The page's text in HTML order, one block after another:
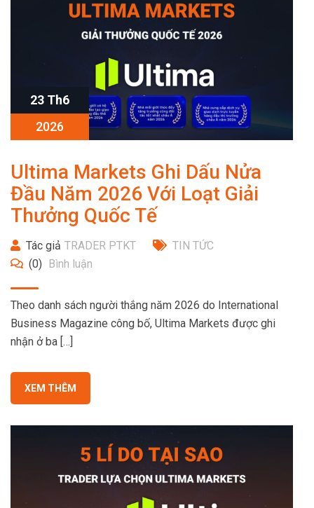
23 Th6
2026
Ultima Markets Ghi Dấu Nửa
Đầu Năm 2026 Với Loạt Giải
Thưởng Quốc Tế
Tác giả TRADER PTKT
TIN TỨC
(0) Bình luận
Theo danh sách người thắng năm 2026 do International
Business Magazine công bố, Ultima Markets được ghi
nhận ở ba […]
XEM THÊM